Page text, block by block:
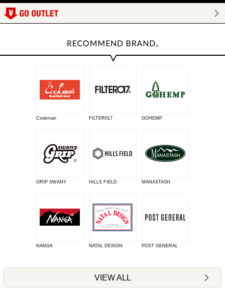
Cookman FILTER017 GOHEMP
GRIP SWANY HILLS FIELD MANASTASH
NANGA NATAL DESIGN POST GENERAL
VIEW ALL